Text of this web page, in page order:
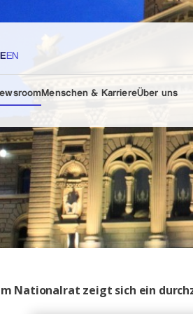
EN
Menschen & KarriereÜber uns
Nationalrat zeigt sich ein